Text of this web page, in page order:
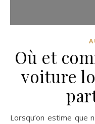
Où et
voiture
Lorsqu’on estime que notre voiture ne correspond plus à